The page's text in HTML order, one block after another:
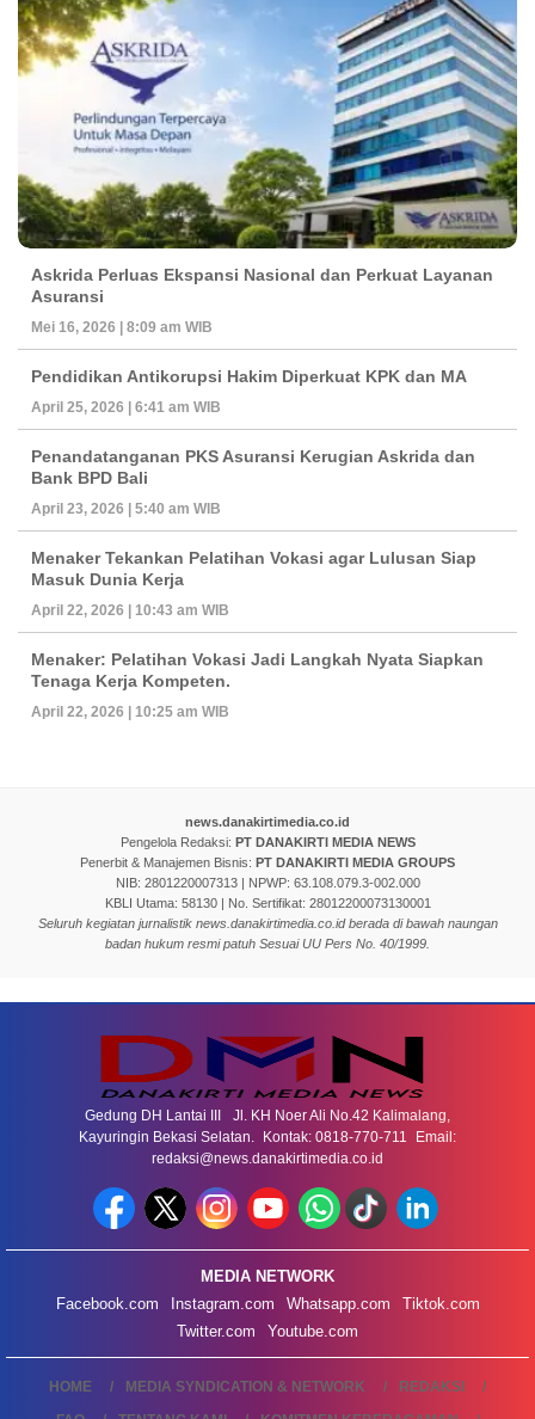
Askrida Perluas Ekspansi Nasional dan Perkuat Layanan
Asuransi
Mei 16, 2026 | 8:09 am WIB
Pendidikan Antikorupsi Hakim Diperkuat KPK dan MA
April 25, 2026 | 6:41 am WIB
Penandatanganan PKS Asuransi Kerugian Askrida dan
Bank BPD Bali
April 23, 2026 | 5:40 am WIB
Menaker Tekankan Pelatihan Vokasi agar Lulusan Siap
Masuk Dunia Kerja
April 22, 2026 | 10:43 am WIB
Menaker: Pelatihan Vokasi Jadi Langkah Nyata Siapkan
Tenaga Kerja Kompeten.
April 22, 2026 | 10:25 am WIB
news.danakirtimedia.co.id
Pengelola Redaksi: PT DANAKIRTI MEDIA NEWS
Penerbit & Manajemen Bisnis: PT DANAKIRTI MEDIA GROUPS
NIB: 2801220007313 | NPWP: 63.108.079.3-002.000
KBLI Utama: 58130 | No. Sertifikat: 28012200073130001
Seluruh kegiatan jurnalistik news.danakirtimedia.co.id berada di bawah naungan
badan hukum resmi patuh Sesuai UU Pers No. 40/1999.
Gedung DH Lantai III Jl. KH Noer Ali No.42 Kalimalang,
Kayuringin Bekasi Selatan. Kontak: 0818-770-711 Email:
redaksi@news.danakirtimedia.co.id
MEDIA NETWORK
Facebook.com
Instagram.com Whatsapp.com
Tiktok.com
Twitter.com
Youtube.com
HOME MEDIA SYNDICATION & NETWORK
REDAKSI